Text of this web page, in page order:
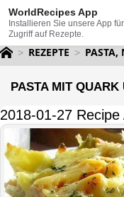
WorldRecipes App
Installieren Sie unsere App
Zugriff auf Rezepte.
REZEPTE PASTA,
PASTA MIT QUARK
2018-01-27 Recipe